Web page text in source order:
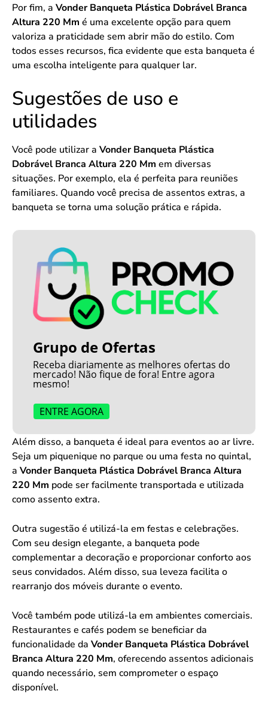
Por fim, a Vonder Banqueta Plástica Dobrável Branca
Altura 220 Mm é uma excelente opção para quem
valoriza a praticidade sem abrir mão do estilo. Com
todos esses recursos, fica evidente que esta banqueta é
uma escolha inteligente para qualquer lar.
Sugestões de uso e
utilidades
Você pode utilizar a Vonder Banqueta Plástica
Dobrável Branca Altura 220 Mm em diversas
situações. Por exemplo, ela é perfeita para reuniões
familiares. Quando você precisa de assentos extras, a
banqueta se torna uma solução prática e rápida.
Grupo de Ofertas
Receba diariamente as melhores ofertas do
mercado! Não fique de fora! Entre agora
mesmo!
ENTRE AGORA
Além disso, a banqueta é ideal para eventos ao ar livre.
Seja um piquenique no parque ou uma festa no quintal,
a Vonder Banqueta Plástica Dobrável Branca Altura
220 Mm pode ser facilmente transportada e utilizada
como assento extra.
Outra sugestão é utilizá-la em festas e celebrações.
Com seu design elegante, a banqueta pode
complementar a decoração e proporcionar conforto aos
seus convidados. Além disso, sua leveza facilita o
rearranjo dos móveis durante o evento.
Você também pode utilizá-la em ambientes comerciais.
Restaurantes e cafés podem se beneficiar da
funcionalidade da Vonder Banqueta Plástica Dobrável
Branca Altura 220 Mm, oferecendo assentos adicionais
quando necessário, sem comprometer o espaço
disponível.